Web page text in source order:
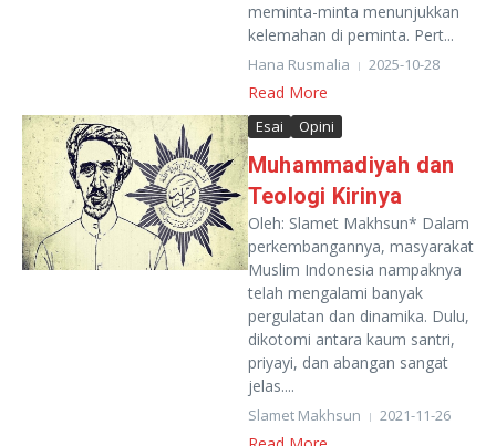
meminta-minta menunjukkan
kelemahan di peminta. Pert...
Hana Rusmalia 2025-10-28
Read More
Esai Opini
Muhammadiyah dan
Teologi Kirinya
Oleh: Slamet Makhsun* Dalam
perkembangannya, masyarakat
Muslim Indonesia nampaknya
telah mengalami banyak
pergulatan dan dinamika. Dulu,
dikotomi antara kaum santri,
priyayi, dan abangan sangat
jelas....
Slamet Makhsun 2021-11-26